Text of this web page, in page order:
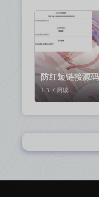
防红短链接源
1.3 K 阅读